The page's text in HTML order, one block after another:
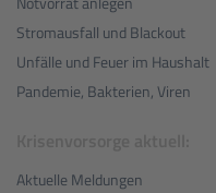
Stromausfall und Blackout
Unfälle und Feuer im Haushalt
Pandemie, Bakterien, Viren
Aktuelle Meldungen